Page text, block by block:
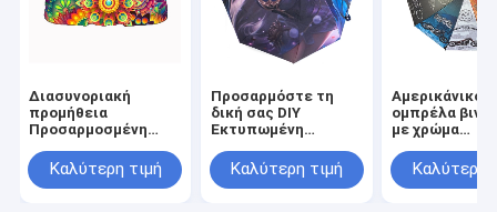
Διασυνοριακή
προμήθεια
Προσαρμοσμένη
επιφάνεια
επίχρισμα υλικό
Καλύτερη τιμή
Προσαρμόστε τη
δική σας DIY
Εκτυπωμένη
υπάρχει ελάχιστη
παραγγελία
Καλύτερη τιμή
Αμερικάνικο
ομπρέλα
με χρώμα
θερμότητας
Καλύτερη